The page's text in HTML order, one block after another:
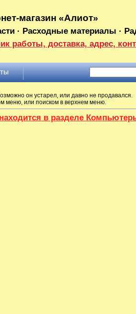
магазин «Алиот»
· Расходные материалы ·
работы, доставка, адрес,
он устарел, или давно не продавался.
меню, или поиском в верхнем меню.
в разделе